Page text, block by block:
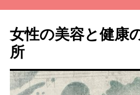
テ
ン
ツ
へ
キ
ッ
女性の美容と健康
所